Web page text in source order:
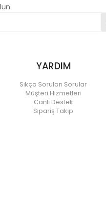
YARDIM
Sıkça Sorulan Sorular
Müşteri Hizmetleri
Canlı Destek
Sipariş Takip